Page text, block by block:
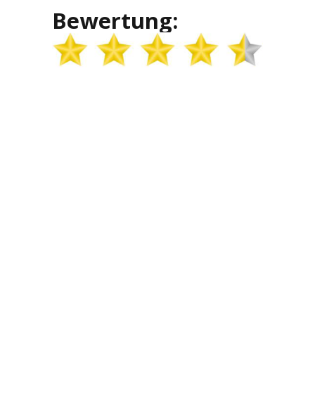
Bewertung: